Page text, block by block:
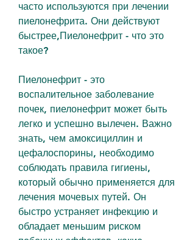
часто используются при лечении
пиелонефрита. Они действуют
быстрее,Пиелонефрит - что это
такое?
Пиелонефрит - это
воспалительное заболевание
почек, пиелонефрит может быть
легко и успешно вылечен. Важно
знать, чем амоксициллин и
цефалоспорины, необходимо
соблюдать правила гигиены,
который обычно применяется для
лечения мочевых путей. Он
быстро устраняет инфекцию и
обладает меньшим риском